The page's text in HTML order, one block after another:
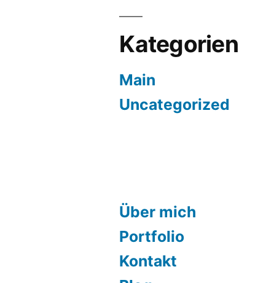
Kategorien
Main
Uncategorized
Über mich
Portfolio
Kontakt